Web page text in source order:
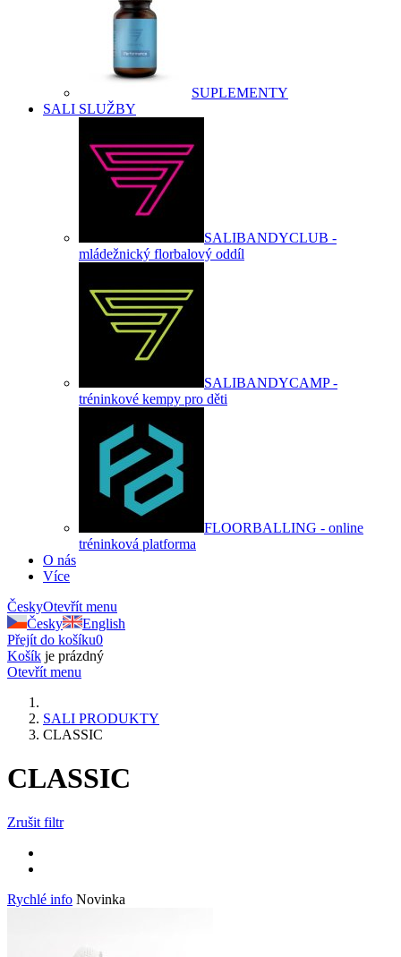
SUPLEMENTY
SALI SLUŽBY
SALIBANDYCLUB -
mládežnický florbalový oddíl
SALIBANDYCAMP -
tréninkové kempy pro děti
FLOORBALLING - online
tréninková platforma
O nás
Více
ČeskyOtevřít menu
Česky
English
Přejít do košíku0
Košík je prázdný
Otevřít menu
SALI PRODUKTY
CLASSIC
CLASSIC
Zrušit filtr
Rychlé info Novinka